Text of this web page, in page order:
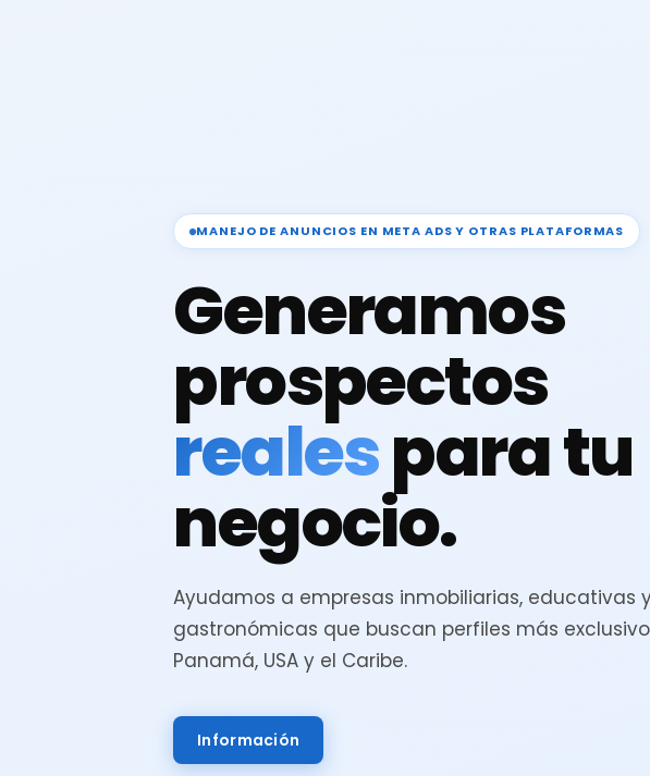
MANEJO DE ANUNCIOS EN META ADS Y OTRAS PLATAFORMAS
Generamos
prospectos
realespara tu
negocio.
Ayudamos a empresas inmobiliarias, educativas
gastronómicas que buscan perfiles más
Panamá, USA y el Caribe.
Información